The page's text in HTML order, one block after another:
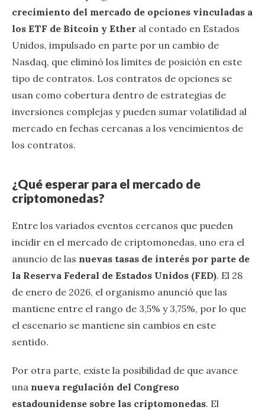
crecimiento del mercado de opciones vinculadas a
los ETF de Bitcoin y Ether al contado en Estados
Unidos, impulsado en parte por un cambio de
Nasdaq, que eliminó los límites de posición en este
tipo de contratos. Los contratos de opciones se
usan como cobertura dentro de estrategias de
inversiones complejas y pueden sumar volatilidad al
mercado en fechas cercanas a los vencimientos de
los contratos.
¿Qué esperar para el mercado de
criptomonedas?
Entre los variados eventos cercanos que pueden
incidir en el mercado de criptomonedas, uno era el
anuncio de las nuevas tasas de interés por parte de
la Reserva Federal de Estados Unidos (FED). El 28
de enero de 2026, el organismo anunció que las
mantiene entre el rango de 3,5% y 3,75%, por lo que
el escenario se mantiene sin cambios en este
sentido.
Por otra parte, existe la posibilidad de que avance
una nueva regulación del Congreso
estadounidense sobre las criptomonedas. El